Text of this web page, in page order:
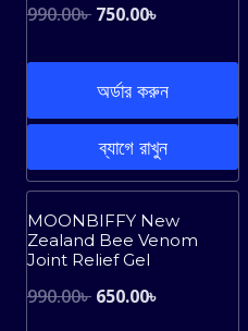
990.00৳ Original
was:
990.00৳ .
750.00৳
is:
750.00৳ .
অর্ডার করুন
ব্যাগে রাখুন
MOONBIFFY New
Zealand Bee Venom
Joint Relief Gel
990.00৳ Original
650.00৳